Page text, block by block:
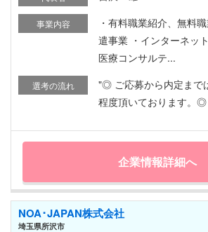
事業内容
・有料職業紹介、無料
遣事業 ・インターネッ
医療コンサルテ...
選考の流れ
"◎ ご応募から内定まで
程度頂いております。
企業情報詳細へ
NOA･JAPAN株式会社
埼玉県所沢市